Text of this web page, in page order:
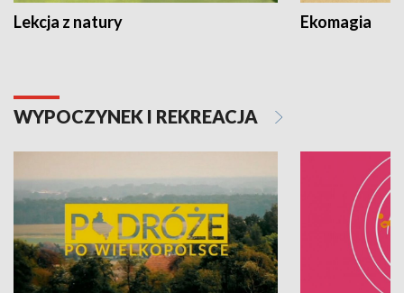
Lekcja z natury Ekomagia
WYPOCZYNEK I REKREACJA